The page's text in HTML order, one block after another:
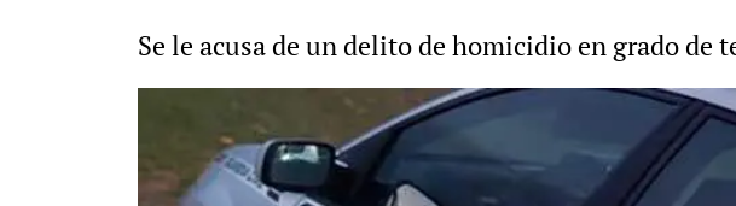
Se le acusa de un delito de homicidio en grado de